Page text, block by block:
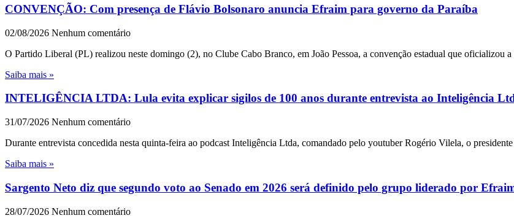
CONVENÇÃO: Com presença de Flávio Bolsonaro anuncia Efraim para governo da Paraíba
02/08/2026 Nenhum comentário
O Partido Liberal (PL) realizou neste domingo (2), no Clube Cabo Branco, em João Pessoa, a convenção estadual que oficializou
Saiba mais »
INTELIGÊNCIA LTDA: Lula evita explicar sigilos de 100 anos durante entrevista ao Inteligência
31/07/2026 Nenhum comentário
Durante entrevista concedida nesta quinta-feira ao podcast Inteligência Ltda, comandado pelo youtuber Rogério Vilela, o
Saiba mais »
Sargento Neto diz que segundo voto ao Senado em 2026 será definido pelo grupo liderado por
28/07/2026 Nenhum comentário